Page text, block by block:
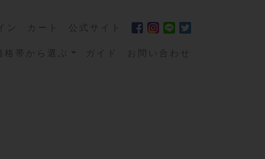
ン カート 公式サイト
格帯から選ぶ ガイド お問い合わせ